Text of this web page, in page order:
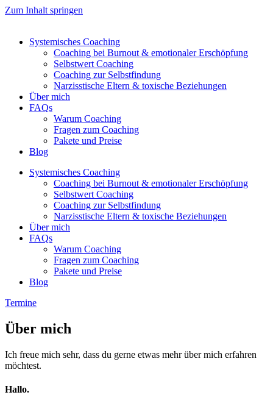
Zum Inhalt springen
Systemisches Coaching
Coaching bei Burnout & emotionaler Erschöpfung
Selbstwert Coaching
Coaching zur Selbstfindung
Narzisstische Eltern & toxische Beziehungen
Über mich
FAQs
Warum Coaching
Fragen zum Coaching
Pakete und Preise
Blog
Systemisches Coaching
Coaching bei Burnout & emotionaler Erschöpfung
Selbstwert Coaching
Coaching zur Selbstfindung
Narzisstische Eltern & toxische Beziehungen
Über mich
FAQs
Warum Coaching
Fragen zum Coaching
Pakete und Preise
Blog
Termine
Über mich
Ich freue mich sehr, dass du gerne etwas mehr über mich erfahren
möchtest.
Hallo.